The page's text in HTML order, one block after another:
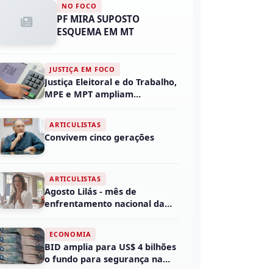
NO FOCO
PF MIRA SUPOSTO
ESQUEMA EM MT
JUSTIÇA EM FOCO
Justiça Eleitoral e do Trabalho,
MPE e MPT ampliam
ARTICULISTAS
Convivem cinco gerações
ARTICULISTAS
Agosto Lilás - mês de
enfrentamento nacional da
ECONOMIA
BID amplia para US$ 4 bilhões
o fundo para segurança na